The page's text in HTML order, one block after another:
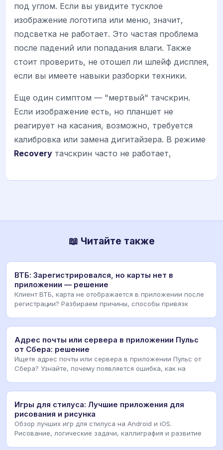
под углом. Если вы увидите тусклое
изображение логотипа или меню, значит,
подсветка не работает. Это частая проблема
после падений или попадания влаги. Также
стоит проверить, не отошел ли шлейф дисплея,
если вы имеете навыки разборки техники.
Еще один симптом — "мертвый" тачскрин.
Если изображение есть, но планшет не
реагирует на касания, возможно, требуется
калибровка или замена дигитайзера. В режиме
Recovery тачскрин часто не работает,
📖 Читайте также
ВТБ: Зарегистрировался, но карты нет в
приложении — решение
Клиент ВТБ, карта не отображается в приложении после
регистрации? Разбираем причины, способы привязк
Адрес почты или сервера в приложении Пульс
от Сбера: решение
Ищете адрес почты или сервера в приложении Пульс от
Сбера? Узнайте, почему появляется ошибка, как на
Игры для стилуса: Лучшие приложения для
рисования и рисунка
Обзор лучших игр для стилуса на Android и iOS.
Рисование, логические задачи, каллиграфия и развитие